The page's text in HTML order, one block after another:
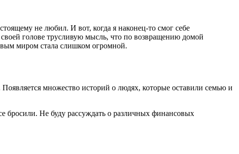
не любил. И вот, когда я наконец-то смог себе
голове трусливую мысль, что по возвращению домой
миром стала слишком огромной.
множество историй о людях, которые оставили семью и
бросили. Не буду рассуждать о различных финансовых